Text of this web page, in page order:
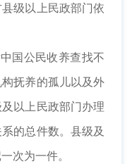
级以上民政部门依
国公民收养查找不
抚养的孤儿以及外
以上民政部门办理
的总件数。县级及
次为一件。